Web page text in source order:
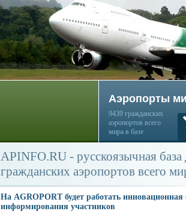
Аэропорты
9439 гражданских
аэропортов всего
мира в базе
APINFO.RU - русскоязычная
гражданских аэропортов всего
На AGROPORT будет работать инновационная
информирования участников